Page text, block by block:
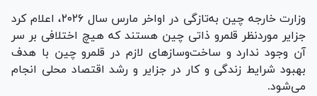
وزارت خارجه چین به‌تازگی در اواخر مارس سال ۲۰۲۶، اعلام کرد
جزایر موردنظر قلمرو ذاتی چین هستند که هیچ اختلافی بر سر
آن وجود ندارد و ساخت‌وسازهای لازم در قلمرو چین با هدف
بهبود شرایط زندگی و کار در جزایر و رشد اقتصاد محلی انجام
می‌شود.